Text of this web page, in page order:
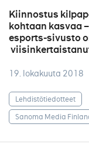
Kiinnostus
kohtaan kasvaa
esports-sivusto
19. lokakuuta 2018
Lehdistötiedotteet
Sanoma Media